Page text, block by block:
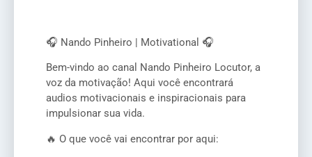
🎧 Nando Pinheiro | Motivational 🎧
Bem-vindo ao canal Nando Pinheiro Locutor, a
voz da motivação! Aqui você encontrará
audios motivacionais e inspiracionais para
impulsionar sua vida.
🔥 O que você vai encontrar por aqui: